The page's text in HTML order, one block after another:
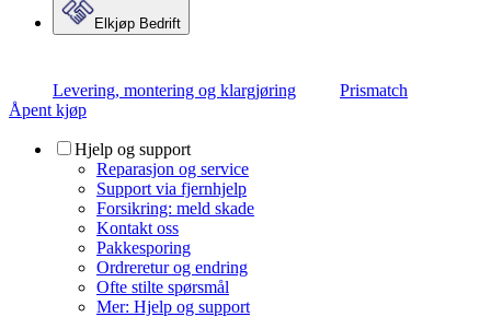
Elkjøp Bedrift
Levering, montering og klargjøring
Prismatch
Åpent kjøp
Hjelp og support
Reparasjon og service
Support via fjernhjelp
Forsikring: meld skade
Kontakt oss
Pakkesporing
Ordreretur og endring
Ofte stilte spørsmål
Mer: Hjelp og support